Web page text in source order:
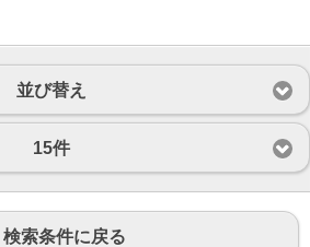
並び替え
15件
検索条件に戻る